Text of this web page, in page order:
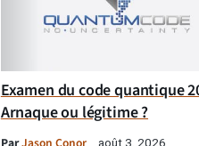
Examen du code quantique
Arnaque ou légitime ?
ParJason Conor août 3, 2026